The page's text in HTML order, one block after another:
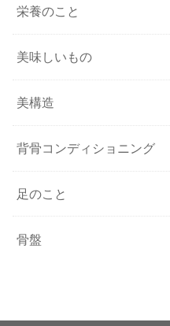
栄養のこと
美味しいもの
美構造
背骨コンディショニング
足のこと
骨盤